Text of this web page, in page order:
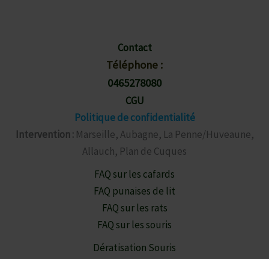
Contact
Téléphone :
0465278080
CGU
Politique de confidentialité
Intervention :Marseille, Aubagne, La Penne/Huveaune,
Allauch, Plan de Cuques
FAQ sur les cafards
FAQ punaises de lit
FAQ sur les rats
FAQ sur les souris
Dératisation Souris